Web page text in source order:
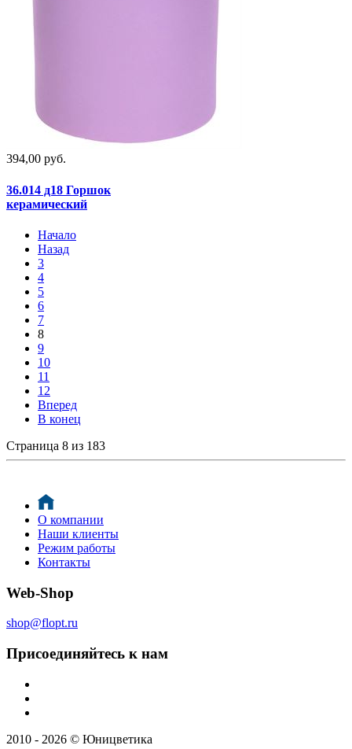
394,00 руб.
36.014 д18 Горшок
керамический
Начало
Назад
3
4
5
6
7
8
9
10
11
12
Вперед
В конец
Страница 8 из 183
О компании
Наши клиенты
Режим работы
Контакты
Web-Shop
shop@flopt.ru
Присоединяйтесь к нам
2010 - 2026 © Юницветика